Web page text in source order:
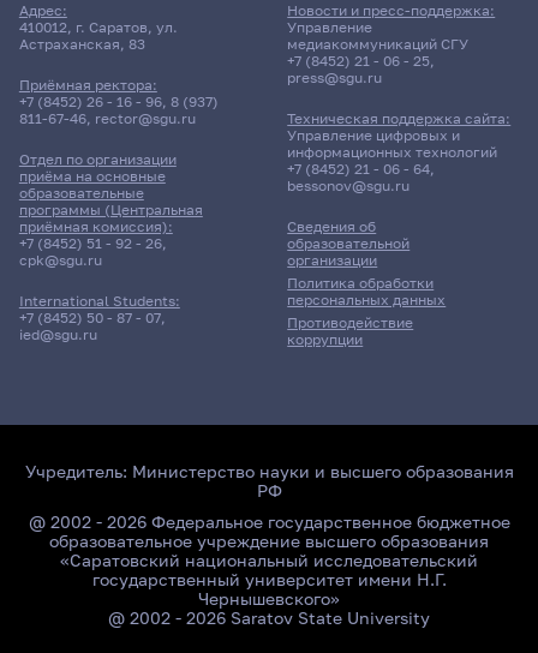
Адрес:
410012, г. Саратов, ул.
Астраханская, 83
Приёмная ректора:
+7 (8452) 26 - 16 - 96, 8 (937)
811-67-46, rector@sgu.ru
Отдел по организации
приёма на основные
образовательные
программы (Центральная
приёмная комиссия):
+7 (8452) 51 - 92 - 26,
cpk@sgu.ru
International Students:
+7 (8452) 50 - 87 - 07,
ied@sgu.ru
Сведения об
образовательной
организации
Политика обработки
персональных данных
Противодействие
коррупции
Новости и пресс-поддержка:
Управление
медиакоммуникаций СГУ
+7 (8452) 21 - 06 - 25,
press@sgu.ru
Техническая поддержка сайта:
Управление цифровых и
информационных технологий
+7 (8452) 21 - 06 - 64,
bessonov@sgu.ru
Учредитель: Министерство науки и высшего образования
РФ
@ 2002 - 2026 Федеральное государственное бюджетное
образовательное учреждение высшего образования
«Саратовский национальный исследовательский
государственный университет имени Н.Г.
Чернышевского»
@ 2002 - 2026 Saratov State University